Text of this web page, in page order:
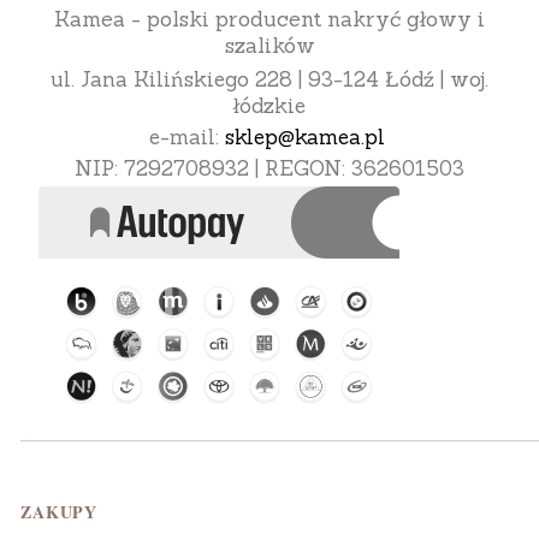
Kamea - polski producent nakryć głowy i
szalików
ul. Jana Kilińskiego 228 | 93-124 Łódź | woj.
łódzkie
e-mail: sklep@kamea.pl
NIP: 7292708932 | REGON: 362601503
Linki w stopce
ZAKUPY